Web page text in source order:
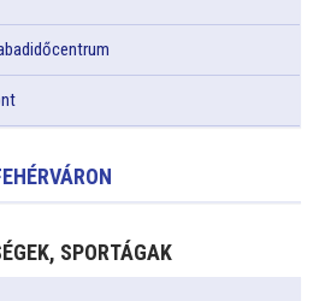
SPORTÁGAK